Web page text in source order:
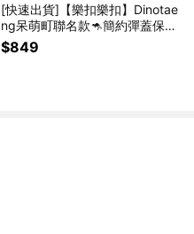
[快速出貨]【樂扣樂扣】Dinotae
ng呆萌町聯名款🦘簡約彈蓋保溫
杯🎁(收禮者任選款)
$849